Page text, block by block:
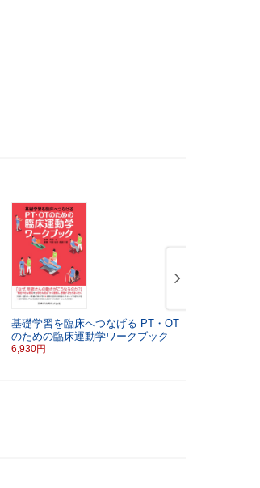
基礎学習を臨床へつなげる PT・OT
のための臨床運動学ワークブック
6,930円